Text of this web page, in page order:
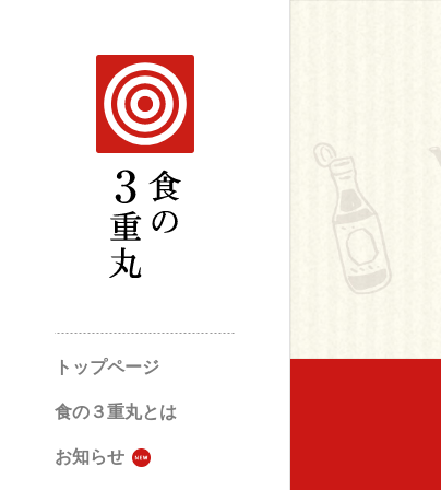
トップページ
食の３重丸とは
お知らせ